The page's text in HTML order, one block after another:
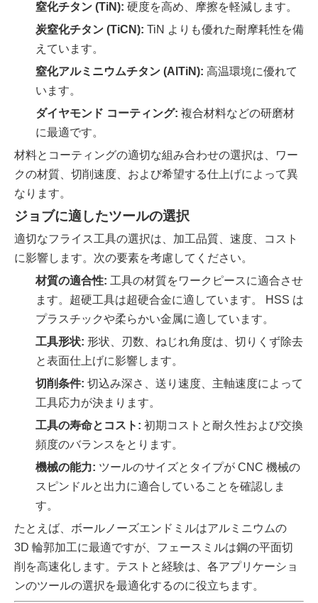
窒化チタン (TiN): 硬度を高め、摩擦を軽減します。
炭窒化チタン (TiCN): TiN よりも優れた耐摩耗性を備
えています。
窒化アルミニウムチタン (AlTiN): 高温環境に優れて
います。
ダイヤモンド コーティング: 複合材料などの研磨材
に最適です。
材料とコーティングの適切な組み合わせの選択は、ワー
クの材質、切削速度、および希望する仕上げによって異
なります。
ジョブに適したツールの選択
適切なフライス工具の選択は、加工品質、速度、コスト
に影響します。次の要素を考慮してください。
材質の適合性: 工具の材質をワークピースに適合させ
ます。超硬工具は超硬合金に適しています。 HSS は
プラスチックや柔らかい金属に適しています。
工具形状: 形状、刃数、ねじれ角度は、切りくず除去
と表面仕上げに影響します。
切削条件: 切込み深さ、送り速度、主軸速度によって
工具応力が決まります。
工具の寿命とコスト: 初期コストと耐久性および交換
頻度のバランスをとります。
機械の能力: ツールのサイズとタイプが CNC 機械の
スピンドルと出力に適合していることを確認しま
す。
たとえば、ボールノーズエンドミルはアルミニウムの
3D 輪郭加工に最適ですが、フェースミルは鋼の平面切
削を高速化します。テストと経験は、各アプリケーショ
ンのツールの選択を最適化するのに役立ちます。